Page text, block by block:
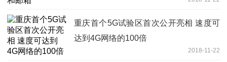
重庆首个5G试验区首次公开亮相 速度可
达到4G网络的100倍
2018-11-22